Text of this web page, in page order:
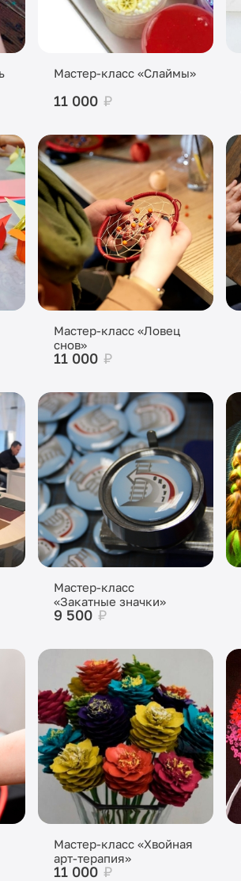
Мастер-класс «Слаймы»
11 000 ₽
Мастер-класс «Ловец
снов»
11 000 ₽
Мастер-класс
«Закатные значки»
9 500 ₽
Мастер-класс «Хвойная
арт-терапия»
11 000 ₽